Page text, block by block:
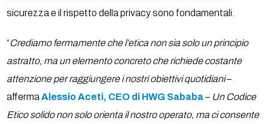
sicurezza e il rispetto della privacy sono fondamentali.
“Crediamo fermamente che l’etica non sia solo un principio
astratto, ma un elemento concreto che richiede costante
attenzione per raggiungere i nostri obiettivi quotidiani–
affermaAlessio Aceti, CEO di HWG Sababa– Un Codice
Etico solido non solo orienta il nostro operato, ma ci consente